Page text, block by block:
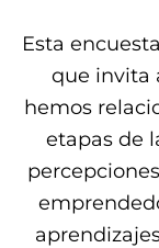
Esta
que invita
hemos
etapas de